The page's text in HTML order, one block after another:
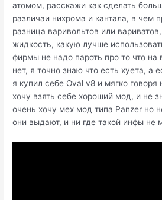
атомом, расскажи как сделать
различаи нихрома и кантала, в чем
разница варивольтов или
жидкость, какую лучше
фирмы не надо пароть про то что на
нет, я точно знаю что есть хуета, а
я купил себе Oval v8 и мягко говоря
хочу взять себе хороший мод, и не
очень хочу мех мод типа Panzer но
они выдают, и ни где такой инфы не